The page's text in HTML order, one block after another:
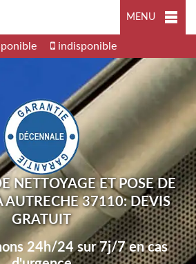
MENU
indisponible
NETTOYAGE ET POSE DE
AUTRECHE 37110: DEVIS
GRATUIT
24h/24 sur 7j/7 en cas